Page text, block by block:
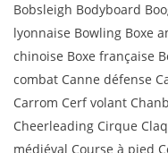
Bobsleigh Bodyboard
lyonnaise Bowling Boxe
chinoise Boxe française
combat Canne défense
Carrom Cerf volant
Cheerleading Cirque
médiéval Course à pied